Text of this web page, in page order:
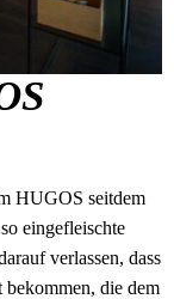
HUGOS seitdem
eingefleischte
verlassen, dass
bekommen, die dem